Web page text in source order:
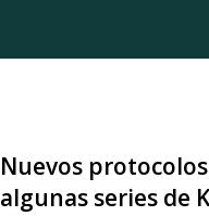
Nuevos
algunas series de